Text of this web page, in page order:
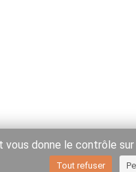
donne le contrôle
Tout refuser